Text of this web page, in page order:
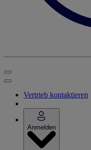
Vertrieb kontaktieren
Anmelden